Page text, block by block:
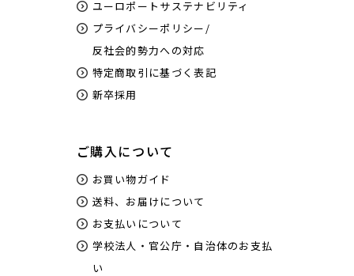
ユーロポートサステナビリティ
プライバシーポリシー/
反社会的勢力への対応
特定商取引に基づく表記
新卒採用
ご購入について
お買い物ガイド
送料、お届けについて
お支払いについて
学校法人・官公庁・自治体のお支払
い